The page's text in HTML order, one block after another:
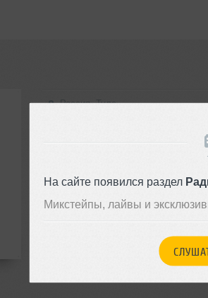
На сайте появился раздел
Микстейпы, лайвы и
Россия, Тула